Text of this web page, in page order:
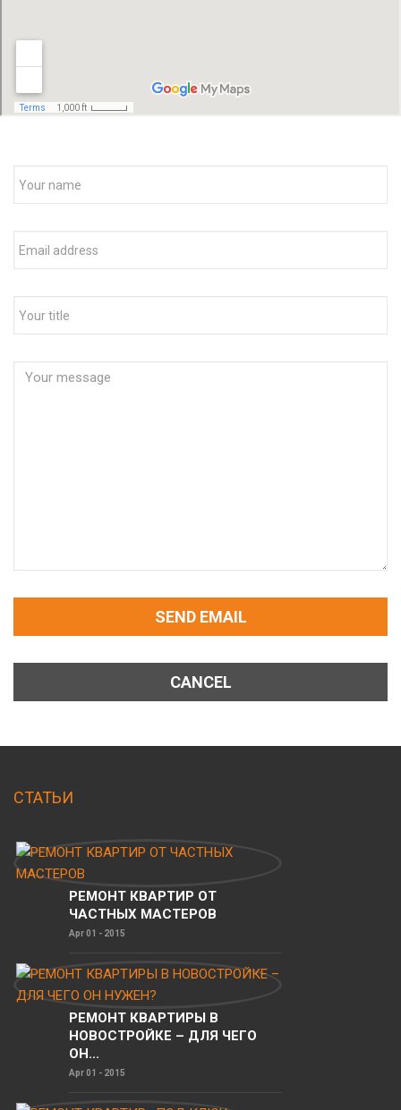
SEND EMAIL
CANCEL
СТАТЬИ
РЕМОНТ КВАРТИР ОТ
ЧАСТНЫХ МАСТЕРОВ
Apr 01 - 2015
РЕМОНТ КВАРТИРЫ В
НОВОСТРОЙКЕ – ДЛЯ ЧЕГО
ОН...
Apr 01 - 2015